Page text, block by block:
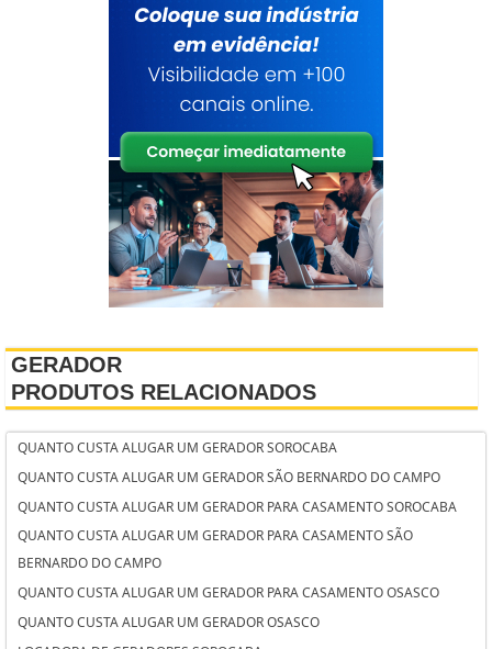
GERADOR
PRODUTOS RELACIONADOS
QUANTO CUSTA ALUGAR UM GERADOR SOROCABA
QUANTO CUSTA ALUGAR UM GERADOR SÃO BERNARDO DO CAMPO
QUANTO CUSTA ALUGAR UM GERADOR PARA CASAMENTO SOROCABA
QUANTO CUSTA ALUGAR UM GERADOR PARA CASAMENTO SÃO
BERNARDO DO CAMPO
QUANTO CUSTA ALUGAR UM GERADOR PARA CASAMENTO OSASCO
QUANTO CUSTA ALUGAR UM GERADOR OSASCO